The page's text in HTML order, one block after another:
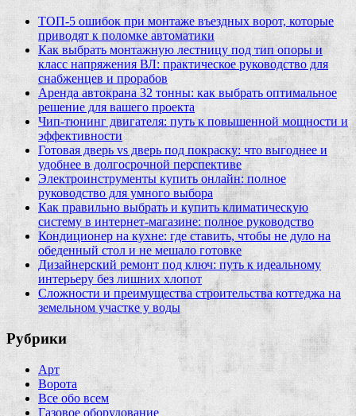
ТОП-5 ошибок при монтаже въездных ворот, которые
приводят к поломке автоматики
Как выбрать монтажную лестницу под тип опоры и
класс напряжения ВЛ: практическое руководство для
снабженцев и прорабов
Аренда автокрана 32 тонны: как выбрать оптимальное
решение для вашего проекта
Чип‑тюнинг двигателя: путь к повышенной мощности и
эффективности
Готовая дверь vs дверь под покраску: что выгоднее и
удобнее в долгосрочной перспективе
Электроинструменты купить онлайн: полное
руководство для умного выбора
Как правильно выбрать и купить климатическую
систему в интернет‑магазине: полное руководство
Кондиционер на кухне: где ставить, чтобы не дуло на
обеденный стол и не мешало готовке
Дизайнерский ремонт под ключ: путь к идеальному
интерьеру без лишних хлопот
Сложности и преимущества строительства коттеджа на
земельном участке у воды
Рубрики
Арт
Ворота
Все обо всем
Газовое оборудование